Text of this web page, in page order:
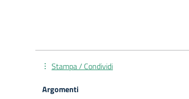
Stampa / Condividi
Argomenti